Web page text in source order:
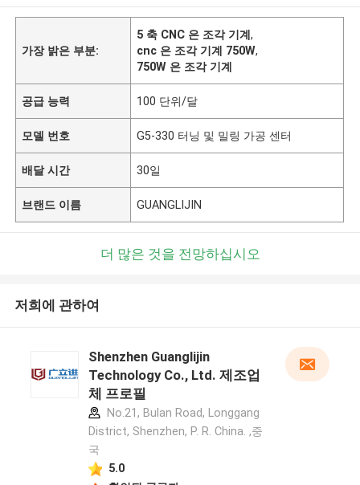
가장 밝은 부분:
5 축 CNC 은 조각 기계,
cnc 은 조각 기계 750W,
750W 은 조각 기계
공급 능력 100 단위/달
모델 번호 G5-330 터닝 및 밀링 가공 센터
배달 시간 30일
브랜드 이름 GUANGLIJIN
더 많은 것을 전망하십시오
저희에 관하여
Shenzhen Guanglijin
Technology Co., Ltd. 제조업
체 프로필
No.21, Bulan Road, Longgang
District, Shenzhen, P. R. China. ,중
국
5.0